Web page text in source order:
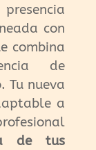
con
combina
de
Tu nueva
a
de tus